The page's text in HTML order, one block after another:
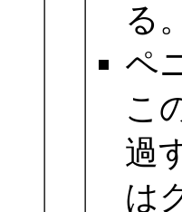
る。
ペ
こ
過
は